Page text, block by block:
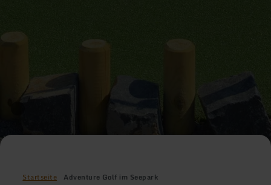
Startseite Adventure Golf im Seepark